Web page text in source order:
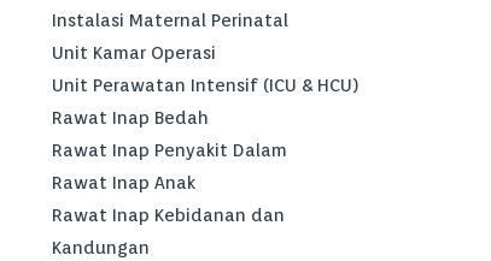
Instalasi Maternal Perinatal
Unit Kamar Operasi
Unit Perawatan Intensif (ICU & HCU)
Rawat Inap Bedah
Rawat Inap Penyakit Dalam
Rawat Inap Anak
Rawat Inap Kebidanan dan
Kandungan